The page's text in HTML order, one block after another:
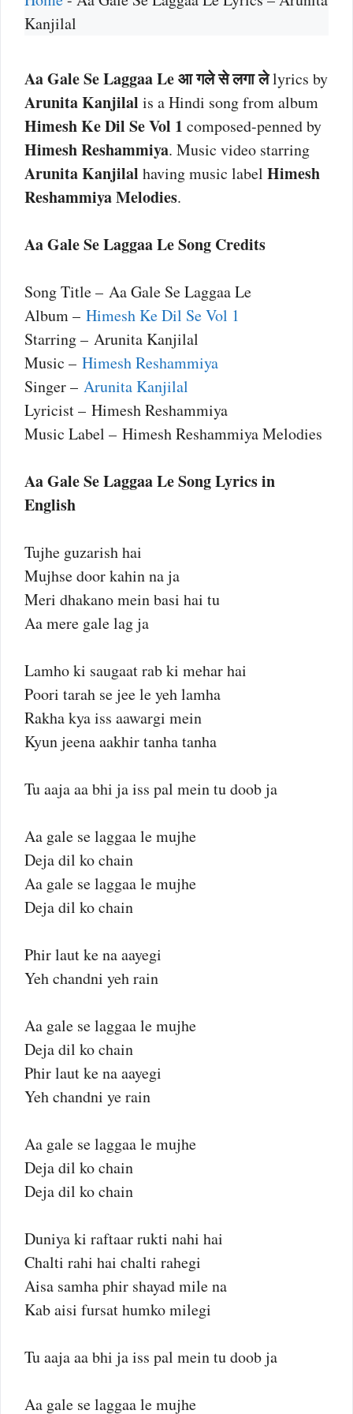
Kanjilal
Aa Gale Se Laggaa Le आ गले से लगा लेlyrics by
Arunita Kanjilal is a Hindi song from album
Himesh Ke Dil Se Vol 1 composed-penned by
Himesh Reshammiya. Music video starring
Arunita Kanjilal having music label Himesh
Reshammiya Melodies.
Aa Gale Se Laggaa Le Song Credits
Song Title – Aa Gale Se Laggaa Le
Album – Himesh Ke Dil Se Vol 1
Starring – Arunita Kanjilal
Music – Himesh Reshammiya
Singer – Arunita Kanjilal
Lyricist – Himesh Reshammiya
Music Label – Himesh Reshammiya Melodies
Aa Gale Se Laggaa Le Song Lyrics in
English
Tujhe guzarish hai
Mujhse door kahin na ja
Meri dhakano mein basi hai tu
Aa mere gale lag ja
Lamho ki saugaat rab ki mehar hai
Poori tarah se jee le yeh lamha
Rakha kya iss aawargi mein
Kyun jeena aakhir tanha tanha
Tu aaja aa bhi ja iss pal mein tu doob ja
Aa gale se laggaa le mujhe
Deja dil ko chain
Aa gale se laggaa le mujhe
Deja dil ko chain
Phir laut ke na aayegi
Yeh chandni yeh rain
Aa gale se laggaa le mujhe
Deja dil ko chain
Phir laut ke na aayegi
Yeh chandni ye rain
Aa gale se laggaa le mujhe
Deja dil ko chain
Deja dil ko chain
Duniya ki raftaar rukti nahi hai
Chalti rahi hai chalti rahegi
Aisa samha phir shayad mile na
Kab aisi fursat humko milegi
Tu aaja aa bhi ja iss pal mein tu doob ja
Aa gale se laggaa le mujhe